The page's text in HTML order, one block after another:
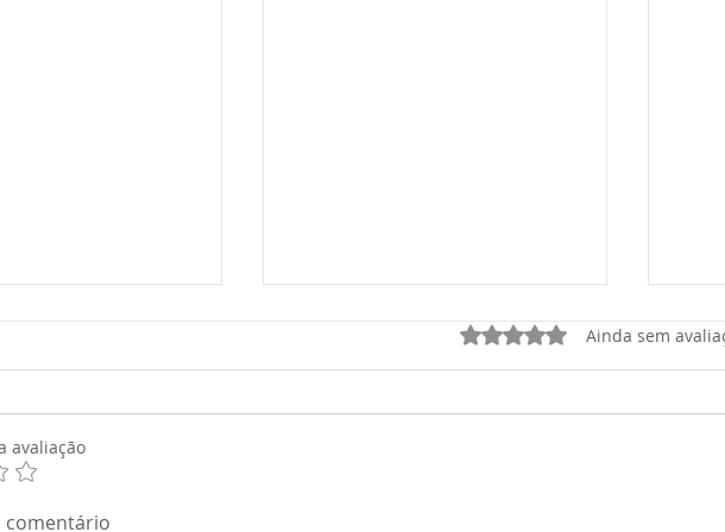
ONTEM, HOJE
Avaliado com 0 de 5
Ainda sem
avaliação
comentário